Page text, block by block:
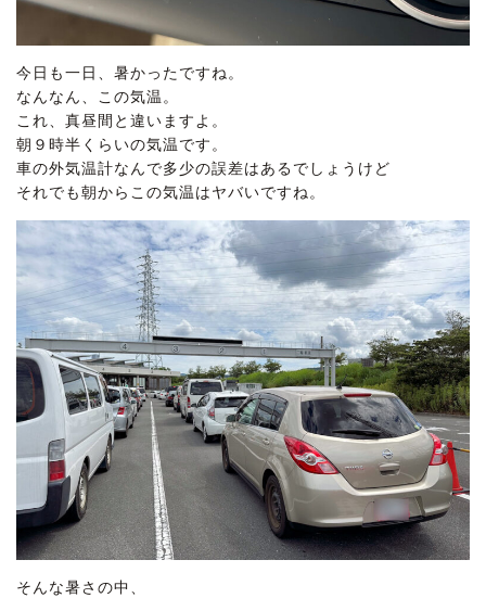
今日も一日、暑かったですね。
なんなん、この気温。
これ、真昼間と違いますよ。
朝９時半くらいの気温です。
車の外気温計なんで多少の誤差はあるでしょうけど
それでも朝からこの気温はヤバいですね。
そんな暑さの中、